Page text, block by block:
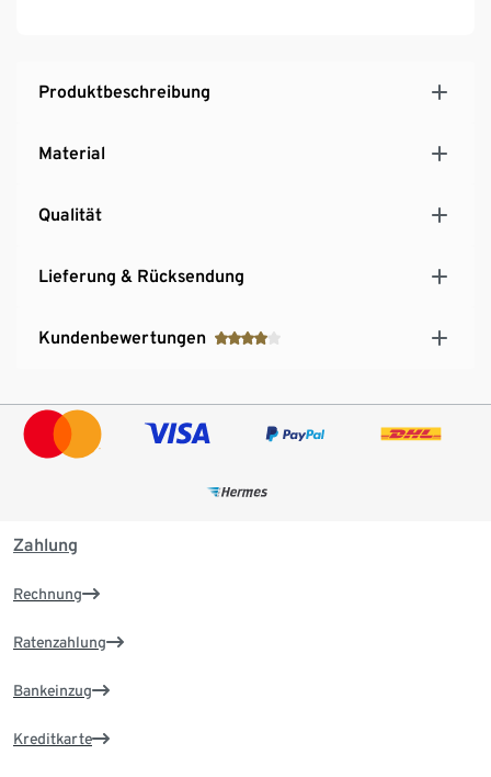
Produktbeschreibung
Material
Qualität
Lieferung & Rücksendung
Kundenbewertungen
Zahlung
Rechnung
Ratenzahlung
Bankeinzug
Kreditkarte